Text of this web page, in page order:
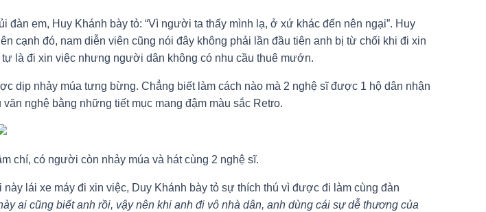
em, Huy Khánh bày tỏ: “Vì người ta thấy mình lạ, ở xứ khác đến nên ngại”. Huy
cạnh đó, nam diễn viên cũng nói đây không phải lần đầu tiên anh bị từ chối khi đi xin
là đi xin việc nhưng người dân không có nhu cầu thuê mướn.
dịp nhảy múa tưng bừng. Chẳng biết làm cách nào mà 2 nghệ sĩ được 1 hộ dân nhận
nghệ bằng những tiết mục mang đậm màu sắc Retro.
chí, có người còn nhảy múa và hát cùng 2 nghệ sĩ.
lái xe máy đi xin việc, Duy Khánh bày tỏ sự thích thú vì được đi làm cùng đàn
ai cũng biết anh rồi, vậy nên khi anh đi vô nhà dân, anh dùng cái sự dễ thương của